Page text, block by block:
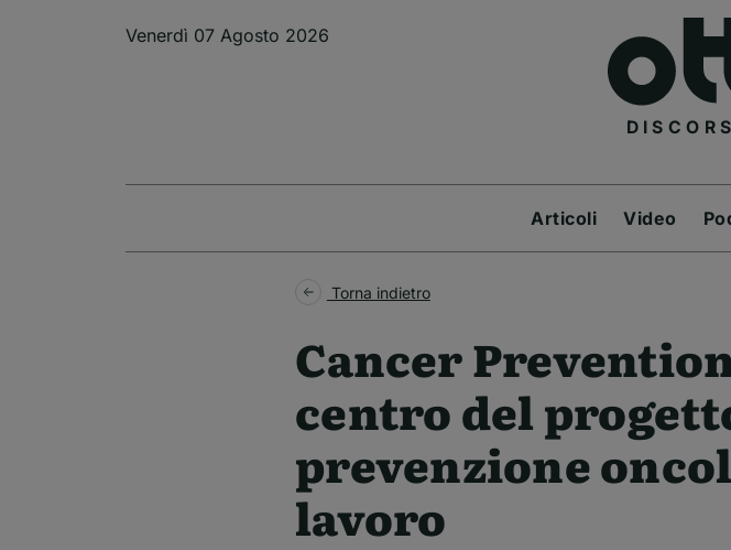
Venerdì 07 Agosto 2026
Articoli Video
Torna indietro
Cancer
centro del
prevenzione
lavoro